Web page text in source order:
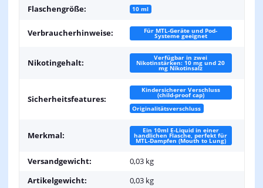
Flaschengröße: 10 ml
Verbraucherhinweise: Für MTL-Geräte und Pod-
Systeme geeignet
Nikotingehalt:
Verfügbar in zwei
Nikotinstärken: 10 mg und 20
mg Nikotinsalz
Sicherheitsfeatures:
Kindersicherer Verschluss
(child-proof cap)
Originalitätsverschluss
Merkmal:
Ein 10ml E-Liquid in einer
handlichen Flasche, perfekt für
MTL-Dampfen (Mouth to Lung)
Versandgewicht:
0,03 kg
Artikelgewicht:
0,03 kg